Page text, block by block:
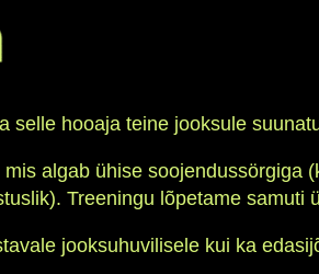
selle hooaja teine jooksule
algab ühise
Treeningu lõpetame samuti
jooksuhuvilisele kui ka